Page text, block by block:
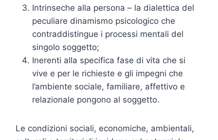
Intrinseche alla persona – la dialettica del
peculiare dinamismo psicologico che
contraddistingue i processi mentali del
singolo soggetto;
Inerenti alla specifica fase di vita che si
vive e per le richieste e gli impegni che
l’ambiente sociale, familiare, affettivo e
relazionale pongono al soggetto.
Le condizioni sociali, economiche, ambientali,